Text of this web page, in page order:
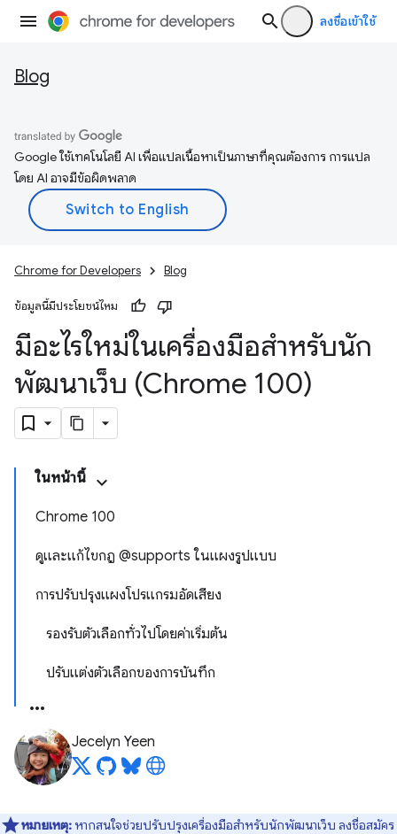
ลงชื่อเข้าใช้
Blog
Google ใช้เทคโนโลยี AI เพื่อแปลเนื้อหาเป็นภาษาที่คุณต้องการ การแปล
โดย AI อาจมีข้อผิดพลาด
Chrome for Developers Blog
ข้อมูลนี้มีประโยชน์ไหม
มีอะไรใหม่ในเครื่องมือสำหรับนัก
พัฒนาเว็บ (Chrome 100)
ในหน้านี้
Chrome 100
ดูและแก้ไขกฎ @supports ในแผงรูปแบบ
การปรับปรุงแผงโปรแกรมอัดเสียง
รองรับตัวเลือกทั่วไปโดยค่าเริ่มต้น
ปรับแต่งตัวเลือกของการบันทึก
Jecelyn Yeen
หมายเหตุ: หากสนใจช่วยปรับปรุงเครื่องมือสำหรับนักพัฒนาเว็บ ลงชื่อสมัคร